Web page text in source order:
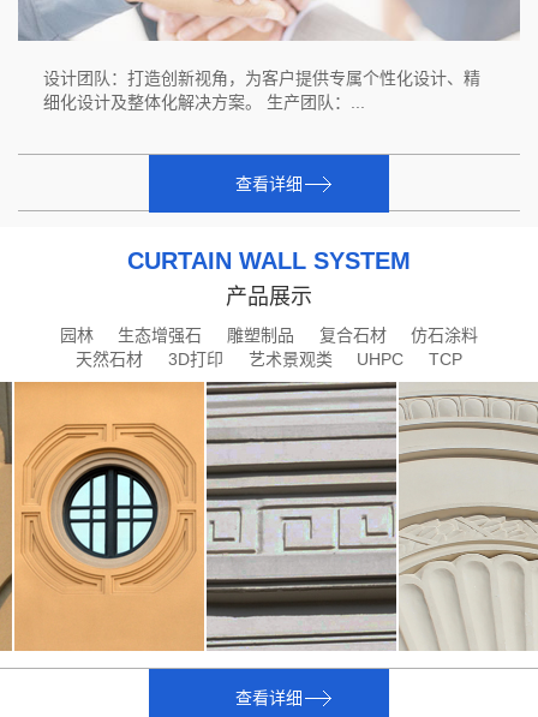
设计团队：打造创新视角，为客户提供专属个性化设计、精
细化设计及整体化解决方案。 生产团队：...
查看详细
CURTAIN WALL SYSTEM
产品展示
园林 生态增强石 雕塑制品 复合石材
仿石涂料
天然石材
3D打印 艺术景观类 UHPC TCP
查看详细